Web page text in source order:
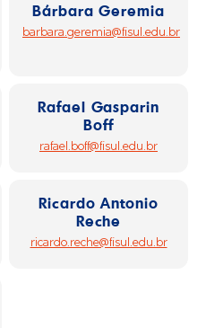
Bárbara Geremia
barbara.geremia@fisul.edu.br
Rafael Gasparin
Boff
rafael.boff@fisul.edu.br
Ricardo Antonio
Reche
ricardo.reche@fisul.edu.br